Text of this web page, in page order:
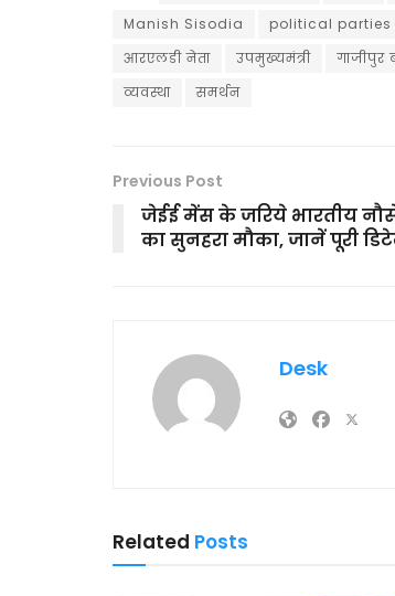
Manish Sisodia
political parties
आरएलडी नेता
उपमुख्यमंत्री गाजीपुर
व्यवस्था
समर्थन
Previous Post
जेईई मेंस के जरिये भारतीय
का सुनहरा मौका, जानें पूरी
Desk
Related Posts